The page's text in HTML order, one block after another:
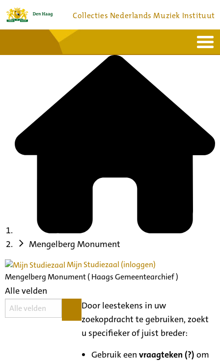
Collecties Nederlands Muziek Instituut
Bronnen en collecties
Mengelberg Monument
Mijn Studiezaal (inloggen)
Mengelberg Monument ( Haags Gemeentearchief )
Alle velden
Door leestekens in uw
zoekopdracht te gebruiken, zoekt
u specifieker of juist breder:
Gebruik eenvraagteken (?) om